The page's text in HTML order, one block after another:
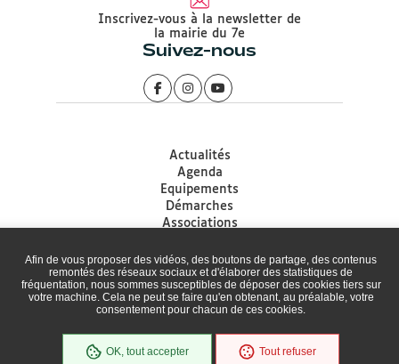
Afin de vous proposer des vidéos, des boutons de partage, des contenus
remontés des réseaux sociaux et d'élaborer des statistiques de
fréquentation, nous sommes susceptibles de déposer des cookies tiers sur
votre machine. Cela ne peut se faire qu'en obtenant, au préalable, votre
consentement pour chacun de ces cookies.
OK, tout accepter Tout refuser
Inscrivez-vous à la newsletter de
la mairie du 7e
Suivez-nous
Actualités
Agenda
Equipements
Démarches
Associations
Plan du site
Mentions légales
Protection des données
Politique de gestion des Cookies
Médiation de la Ville de Lyon